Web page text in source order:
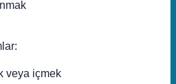
veya içmek